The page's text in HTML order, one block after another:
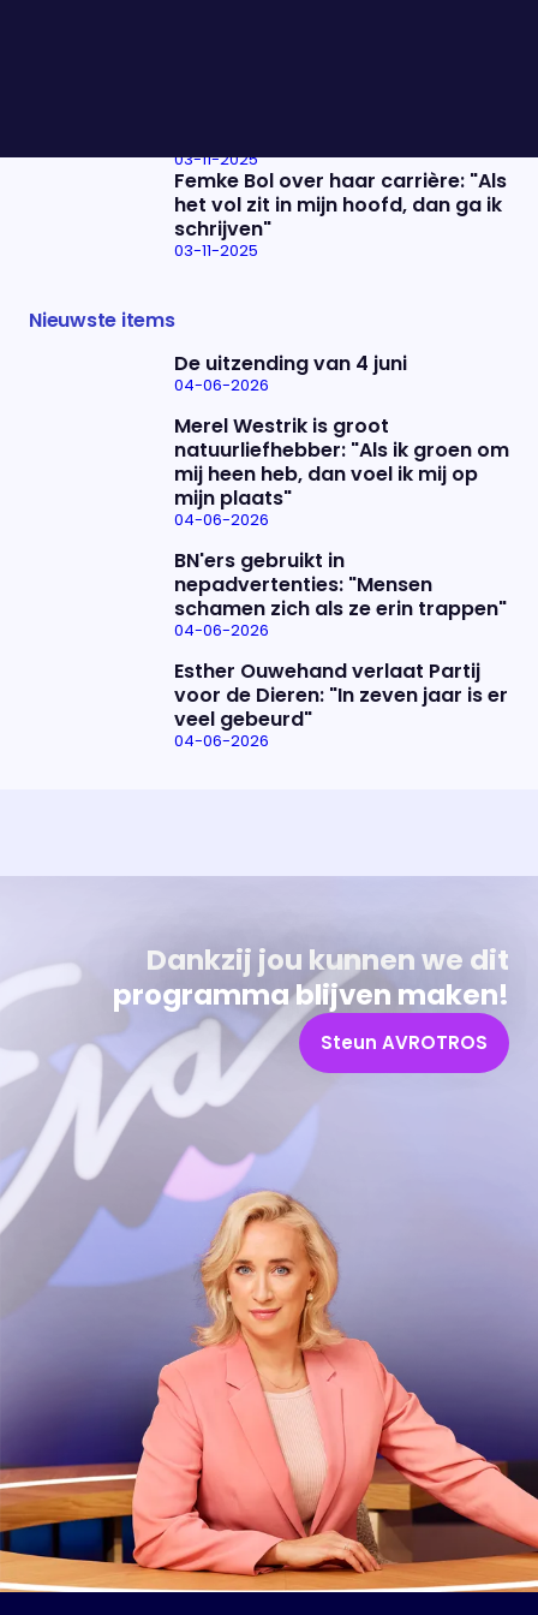
03-11-2025
Femke Bol over haar carrière: "Als
het vol zit in mijn hoofd, dan ga ik
schrijven"
03-11-2025
Nieuwste items
De uitzending van 4 juni
04-06-2026
Merel Westrik is groot
natuurliefhebber: "Als ik groen om
mij heen heb, dan voel ik mij op
mijn plaats"
04-06-2026
BN'ers gebruikt in
nepadvertenties: "Mensen
schamen zich als ze erin trappen"
04-06-2026
Esther Ouwehand verlaat Partij
voor de Dieren: "In zeven jaar is er
veel gebeurd"
04-06-2026
Dankzij jou kunnen we dit
programma blijven maken!
Steun AVROTROS